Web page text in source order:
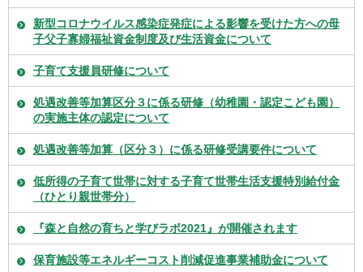
新型コロナウイルス感染症発症による影響を受けた方への母
子父子寡婦福祉資金制度及び生活資金について
子育て支援員研修について
処遇改善等加算区分３に係る研修（幼稚園・認定こども園）
の実施主体の認定について
処遇改善等加算（区分３）に係る研修受講要件について
低所得の子育て世帯に対する子育て世帯生活支援特別給付金
（ひとり親世帯分）
『森と自然の育ちと学びラボ2021』が開催されます
保育施設等エネルギーコスト削減促進事業補助金について